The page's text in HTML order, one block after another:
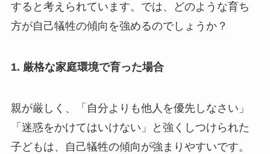
すると考えられています。では、どのような育ち
方が自己犠牲の傾向を強めるのでしょうか？
1. 厳格な家庭環境で育った場合
親が厳しく、「自分よりも他人を優先しなさい」
「迷惑をかけてはいけない」と強くしつけられた
子どもは、自己犠牲の傾向が強まりやすいです。